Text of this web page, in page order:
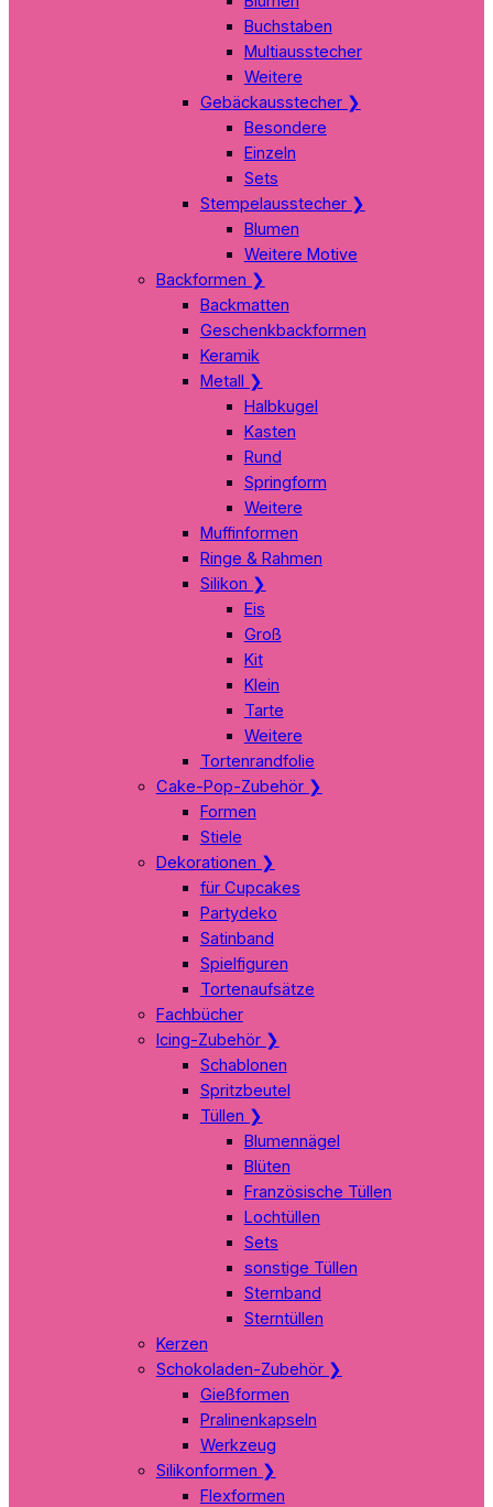
Buchstaben
Multiausstecher
Weitere
Gebäckausstecher ❯
Besondere
Einzeln
Sets
Stempelausstecher ❯
Blumen
Weitere Motive
Backformen ❯
Backmatten
Geschenkbackformen
Keramik
Metall ❯
Halbkugel
Kasten
Rund
Springform
Weitere
Muffinformen
Ringe & Rahmen
Silikon ❯
Eis
Groß
Kit
Klein
Tarte
Weitere
Tortenrandfolie
Cake-Pop-Zubehör ❯
Formen
Stiele
Dekorationen ❯
für Cupcakes
Partydeko
Satinband
Spielfiguren
Tortenaufsätze
Fachbücher
Icing-Zubehör ❯
Schablonen
Spritzbeutel
Tüllen ❯
Blumennägel
Blüten
Französische Tüllen
Lochtüllen
Sets
sonstige Tüllen
Sternband
Sterntüllen
Kerzen
Schokoladen-Zubehör ❯
Gießformen
Pralinenkapseln
Werkzeug
Silikonformen ❯
Flexformen